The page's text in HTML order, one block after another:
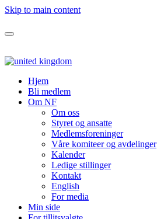
Skip to main content
Hjem
Bli medlem
Om NF
Om oss
Styret og ansatte
Medlemsforeninger
Våre komiteer og avdelinger
Kalender
Ledige stillinger
Kontakt
English
For media
Min side